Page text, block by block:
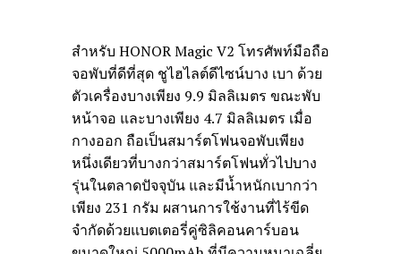
สำหรับ HONOR Magic V2 โทรศัพท์มือถือ
จอพับที่ดีที่สุด ชูไฮไลต์ดีไซน์บาง เบา ด้วย
ตัวเครื่องบางเพียง 9.9 มิลลิเมตร ขณะพับ
หน้าจอ และบางเพียง 4.7 มิลลิเมตร เมื่อ
กางออก ถือเป็นสมาร์ตโฟนจอพับเพียง
หนึ่งเดียวที่บางกว่าสมาร์ตโฟนทั่วไปบาง
รุ่นในตลาดปัจจุบัน และมีน้ำหนักเบากว่า
เพียง 231 กรัม ผสานการใช้งานที่ไร้ขีด
จำกัดด้วยแบตเตอรี่คู่ซิลิคอนคาร์บอน